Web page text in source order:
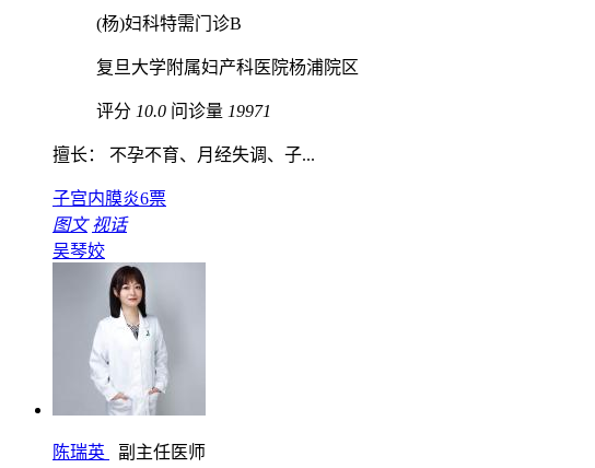
(杨)妇科特需门诊B
复旦大学附属妇产科医院杨浦院区
评分 10.0 问诊量 19971
擅长： 不孕不育、月经失调、子...
子宫内膜炎6票
图文 视话
吴琴姣
陈瑞英 副主任医师